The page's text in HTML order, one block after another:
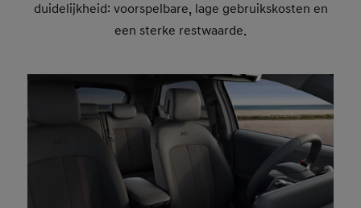
duidelijkheid: voorspelbare, lage gebruikskosten en
een sterke restwaarde.